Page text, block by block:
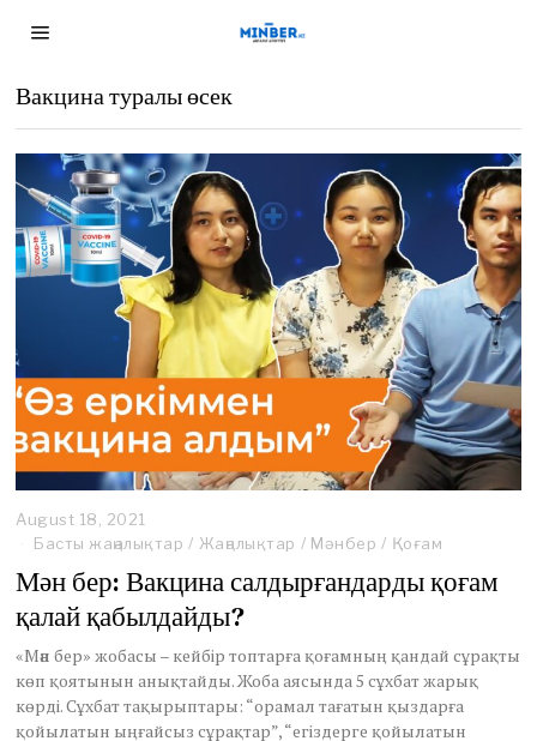
Вакцина туралы өсек
August 18, 2021
u
u
t
1
,
2
0
Басты жаңалықтар / Жаңалықтар / Мәнбер / Қоғам
Мән бер: Вакцина салдырғандарды қоғам
қалай қабылдайды?
«Мән бер» жобасы – кейбір топтарға қоғамның қандай сұрақты
көп қоятынын анықтайды. Жоба аясында 5 сұхбат жарық
көрді. Сұхбат тақырыптары: “орамал тағатын қыздарға
қойылатын ыңғайсыз сұрақтар”, “егіздерге қойылатын